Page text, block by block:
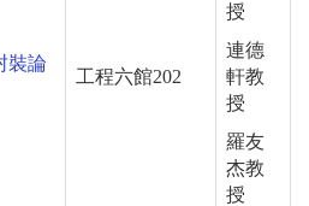
裝論
工程六館202
授
連德
軒教
授
羅友
杰教
授